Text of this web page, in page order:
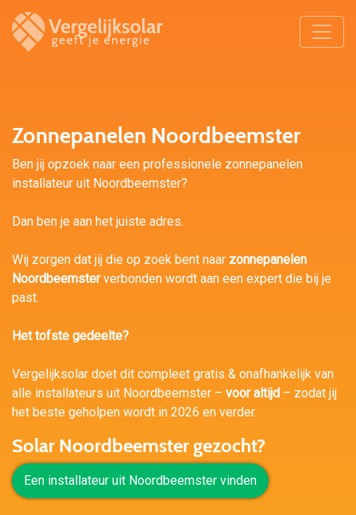
Zonnepanelen Noordbeemster
Ben jij opzoek naar een professionele zonnepanelen
installateur uit Noordbeemster?
Dan ben je aan het juiste adres.
Wij zorgen dat jij die op zoek bent naar zonnepanelen
Noordbeemsterverbonden wordt aan een expert die bij je
past.
Het tofste gedeelte?
Vergelijksolar doet dit compleet gratis & onafhankelijk van
alle installateurs uit Noordbeemster – voor altijd – zodat jij
het beste geholpen wordt in 2026 en verder.
Solar Noordbeemster gezocht?
Een installateur uit Noordbeemster vinden